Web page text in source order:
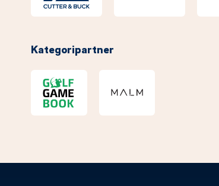
Kategoripartner